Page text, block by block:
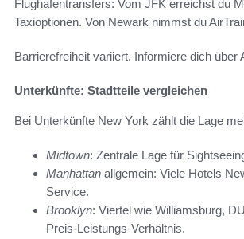
Flughafentransfers: Vom JFK erreichst du
Taxioptionen. Von Newark nimmst du
Barrierefreiheit variiert. Informiere dich
Unterkünfte: Stadtteile vergleichen
Bei Unterkünfte New York zählt die Lage
Midtown: Zentrale Lage für
Manhattan allgemein: Viele Hotels
Service.
Brooklyn: Viertel wie Williamsburg,
Preis-Leistungs-Verhältnis.